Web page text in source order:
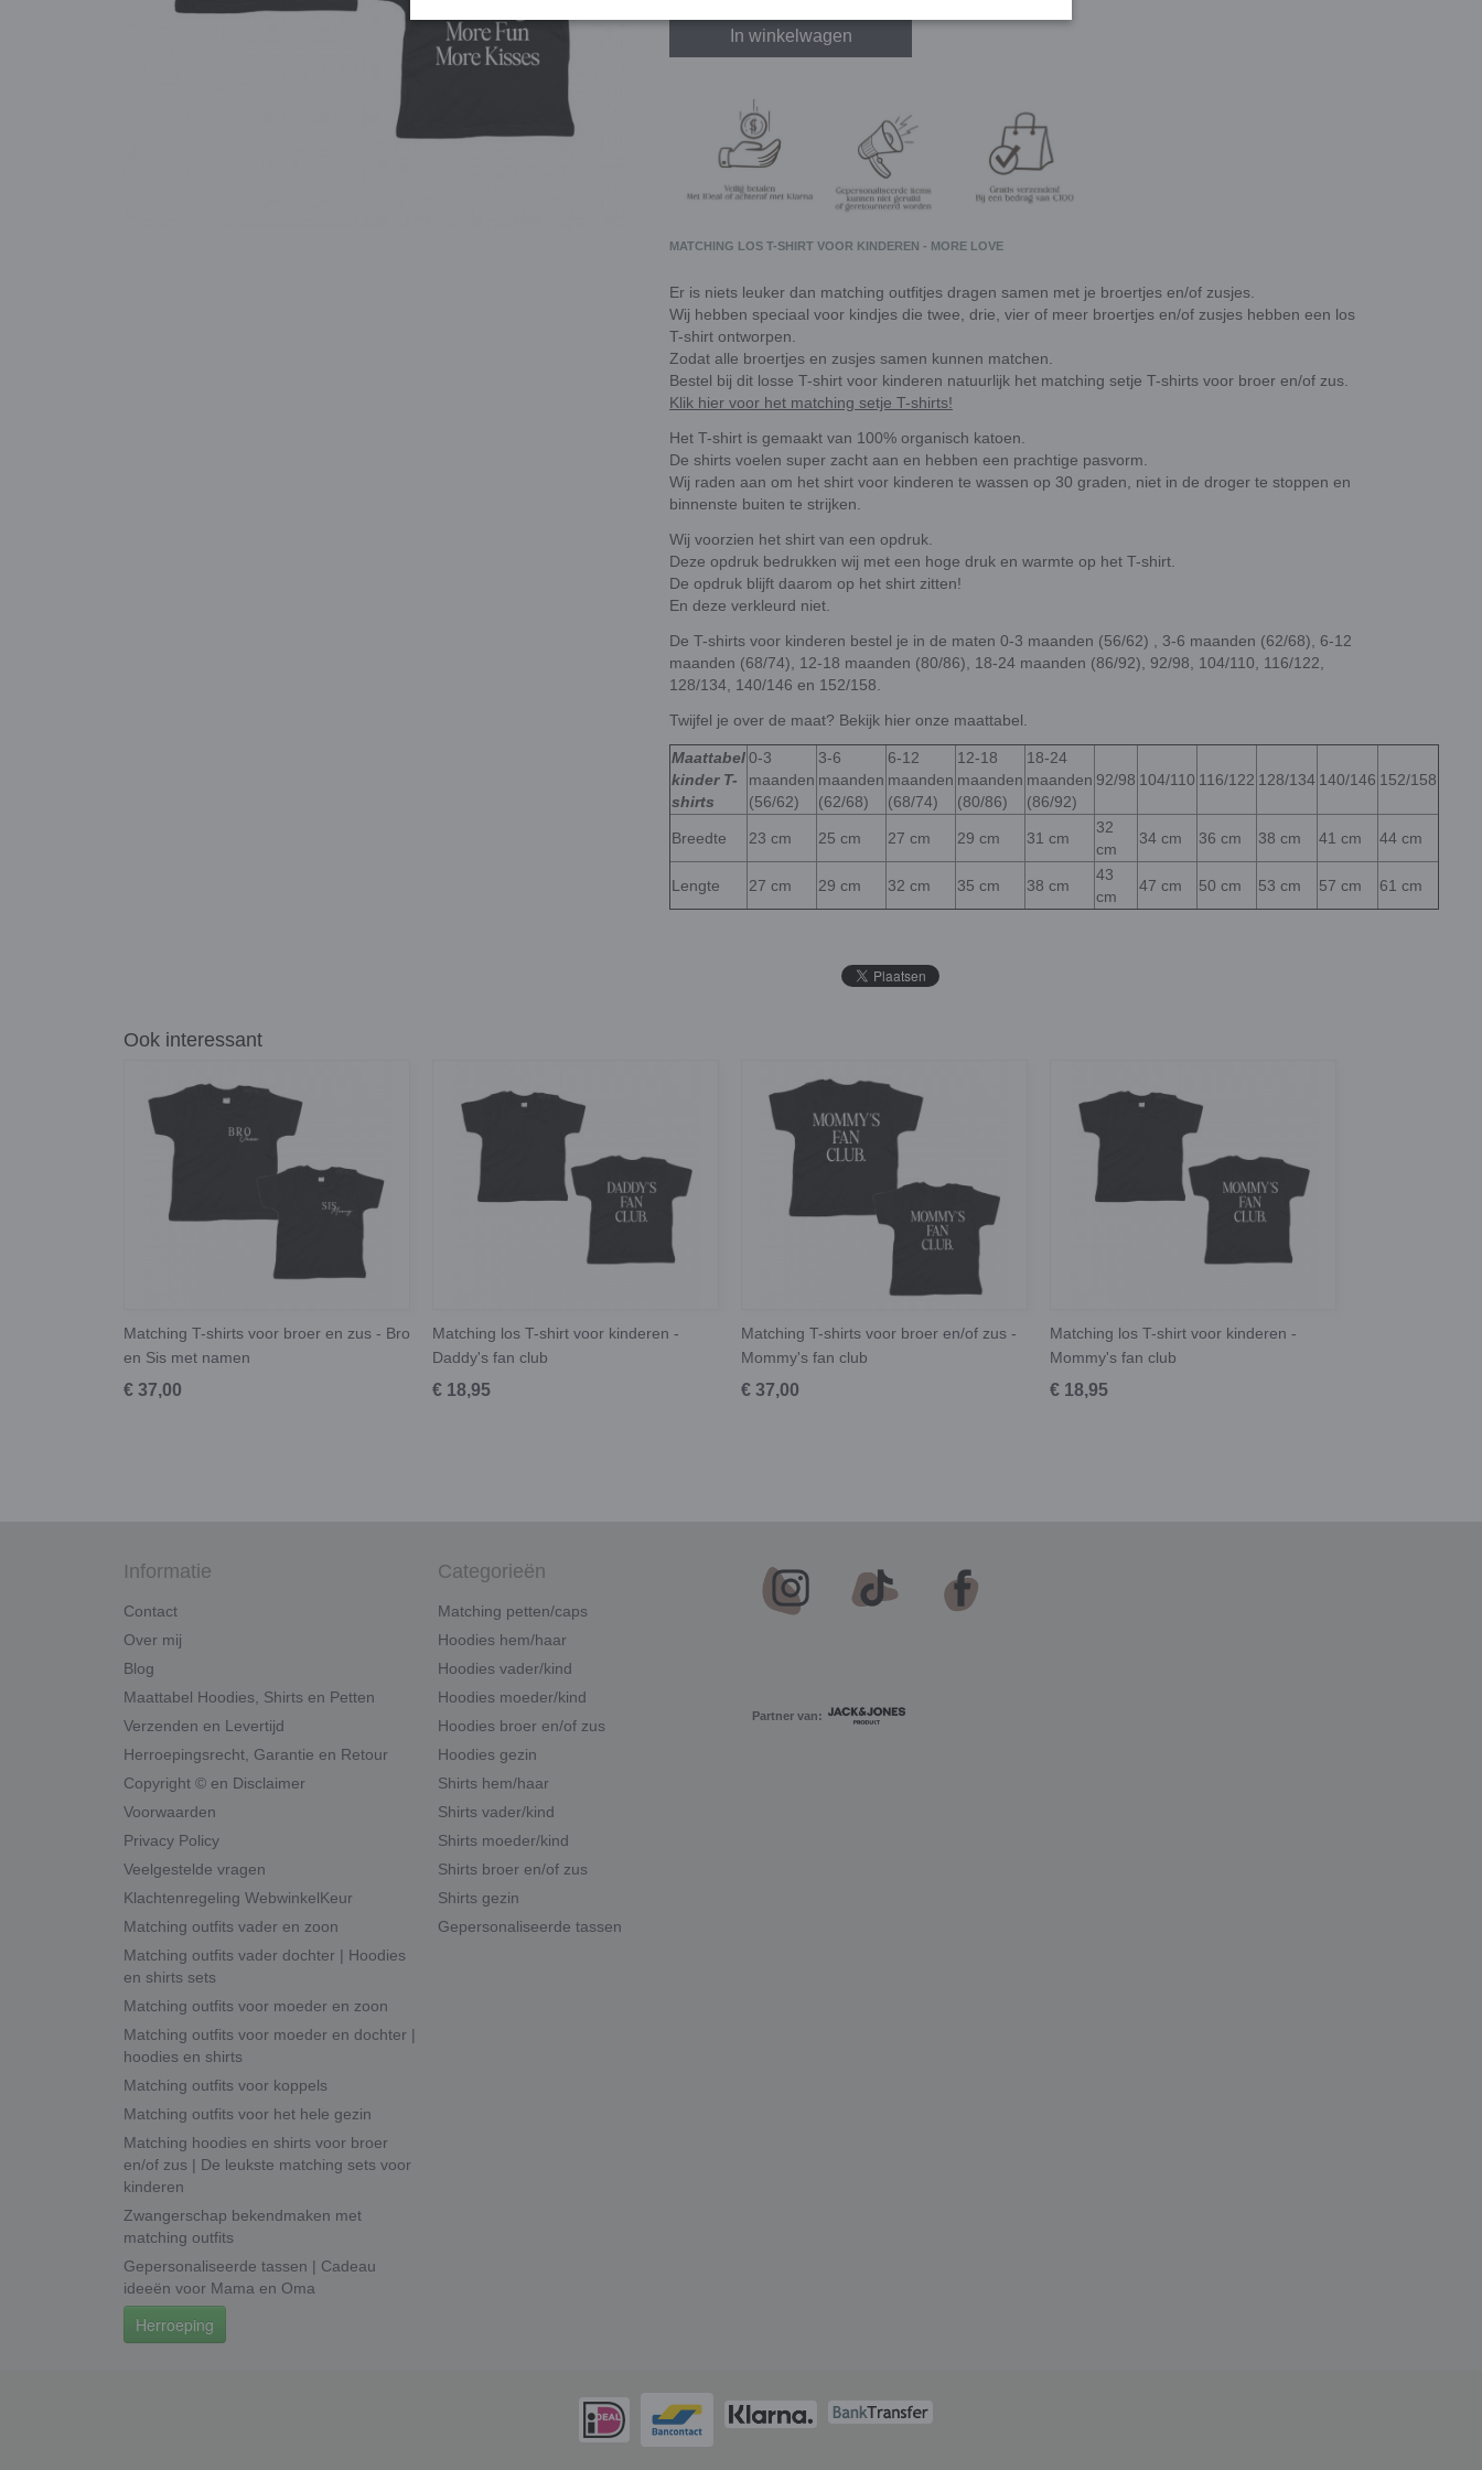
In winkelwagen
MATCHING LOS T-SHIRT VOOR KINDEREN - MORE LOVE
Er is niets leuker dan matching outfitjes dragen samen met je broertjes en/of zusjes.
Wij hebben speciaal voor kindjes die twee, drie, vier of meer broertjes en/of zusjes hebben een los
T-shirt ontworpen.
Zodat alle broertjes en zusjes samen kunnen matchen.
Bestel bij dit losse T-shirt voor kinderen natuurlijk het matching setje T-shirts voor broer en/of zus.
Klik hier voor het matching setje T-shirts!
Het T-shirt is gemaakt van 100% organisch katoen.
De shirts voelen super zacht aan en hebben een prachtige pasvorm.
Wij raden aan om het shirt voor kinderen te wassen op 30 graden, niet in de droger te stoppen en
binnenste buiten te strijken.
Wij voorzien het shirt van een opdruk.
Deze opdruk bedrukken wij met een hoge druk en warmte op het T-shirt.
De opdruk blijft daarom op het shirt zitten!
En deze verkleurd niet.
De T-shirts voor kinderen bestel je in de maten 0-3 maanden (56/62) , 3-6 maanden (62/68), 6-12
maanden (68/74), 12-18 maanden (80/86), 18-24 maanden (86/92), 92/98, 104/110, 116/122,
128/134, 140/146 en 152/158.
Twijfel je over de maat? Bekijk hier onze maattabel.
Maattabel
kinder T-
shirts
0-3
maanden
(56/62)
3-6
maanden
(62/68)
6-12
maanden
(68/74)
12-18
maanden
(80/86)
18-24
maanden
(86/92)
92/98 104/110 116/122 128/134 140/146 152/158
Breedte 23 cm 25 cm 27 cm 29 cm 31 cm
32
cm
34 cm 36 cm 38 cm 41 cm 44 cm
Lengte 27 cm 29 cm 32 cm 35 cm 38 cm
43
cm
47 cm 50 cm 53 cm 57 cm 61 cm
Ook interessant
Matching T-shirts voor broer en zus - Bro
en Sis met namen
€ 37,00
Matching los T-shirt voor kinderen -
Daddy's fan club
€ 18,95
Matching T-shirts voor broer en/of zus -
Mommy's fan club
€ 37,00
Matching los T-shirt voor kinderen -
Mommy's fan club
€ 18,95
Informatie
Contact
Over mij
Blog
Maattabel Hoodies, Shirts en Petten
Verzenden en Levertijd
Herroepingsrecht, Garantie en Retour
Copyright © en Disclaimer
Voorwaarden
Privacy Policy
Veelgestelde vragen
Klachtenregeling WebwinkelKeur
Matching outfits vader en zoon
Matching outfits vader dochter | Hoodies
en shirts sets
Matching outfits voor moeder en zoon
Matching outfits voor moeder en dochter |
hoodies en shirts
Matching outfits voor koppels
Matching outfits voor het hele gezin
Matching hoodies en shirts voor broer
en/of zus | De leukste matching sets voor
kinderen
Zwangerschap bekendmaken met
matching outfits
Gepersonaliseerde tassen | Cadeau
ideeën voor Mama en Oma
Herroeping
Categorieën
Matching petten/caps
Hoodies hem/haar
Hoodies vader/kind
Hoodies moeder/kind
Hoodies broer en/of zus
Hoodies gezin
Shirts hem/haar
Shirts vader/kind
Shirts moeder/kind
Shirts broer en/of zus
Shirts gezin
Gepersonaliseerde tassen
Partner van: